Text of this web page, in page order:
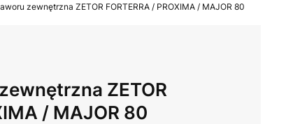
zewnętrzna ZETOR FORTERRA / PROXIMA / MAJOR 80
ZETOR
/ MAJOR 80